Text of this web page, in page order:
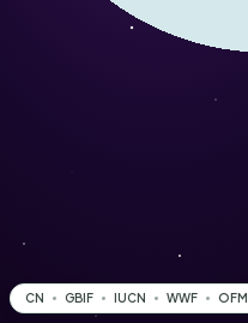
CN GBIF IUCN WWF OFM